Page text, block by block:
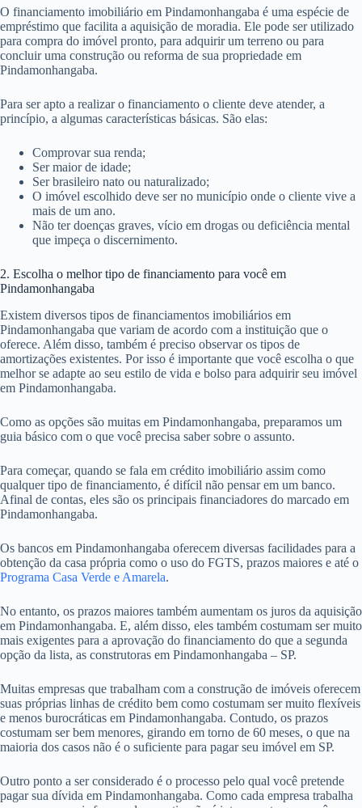
O financiamento imobiliário em Pindamonhangaba é uma espécie de
empréstimo que facilita a aquisição de moradia. Ele pode ser utilizado
para compra do imóvel pronto, para adquirir um terreno ou para
concluir uma construção ou reforma de sua propriedade em
Pindamonhangaba.
Para ser apto a realizar o financiamento o cliente deve atender, a
princípio, a algumas características básicas. São elas:
Comprovar sua renda;
Ser maior de idade;
Ser brasileiro nato ou naturalizado;
O imóvel escolhido deve ser no município onde o cliente vive a
mais de um ano.
Não ter doenças graves, vício em drogas ou deficiência mental
que impeça o discernimento.
2. Escolha o melhor tipo de financiamento para você em
Pindamonhangaba
Existem diversos tipos de financiamentos imobiliários em
Pindamonhangaba que variam de acordo com a instituição que o
oferece. Além disso, também é preciso observar os tipos de
amortizações existentes. Por isso é importante que você escolha o que
melhor se adapte ao seu estilo de vida e bolso para adquirir seu imóvel
em Pindamonhangaba.
Como as opções são muitas em Pindamonhangaba, preparamos um
guia básico com o que você precisa saber sobre o assunto.
Para começar, quando se fala em crédito imobiliário assim como
qualquer tipo de financiamento, é difícil não pensar em um banco.
Afinal de contas, eles são os principais financiadores do marcado em
Pindamonhangaba.
Os bancos em Pindamonhangaba oferecem diversas facilidades para a
obtenção da casa própria como o uso do FGTS, prazos maiores e até o
Programa Casa Verde e Amarela.
No entanto, os prazos maiores também aumentam os juros da aquisição
em Pindamonhangaba. E, além disso, eles também costumam ser muito
mais exigentes para a aprovação do financiamento do que a segunda
opção da lista, as construtoras em Pindamonhangaba – SP.
Muitas empresas que trabalham com a construção de imóveis oferecem
suas próprias linhas de crédito bem como costumam ser muito flexíveis
e menos burocráticas em Pindamonhangaba. Contudo, os prazos
costumam ser bem menores, girando em torno de 60 meses, o que na
maioria dos casos não é o suficiente para pagar seu imóvel em SP.
Outro ponto a ser considerado é o processo pelo qual você pretende
pagar sua dívida em Pindamonhangaba. Como cada empresa trabalha